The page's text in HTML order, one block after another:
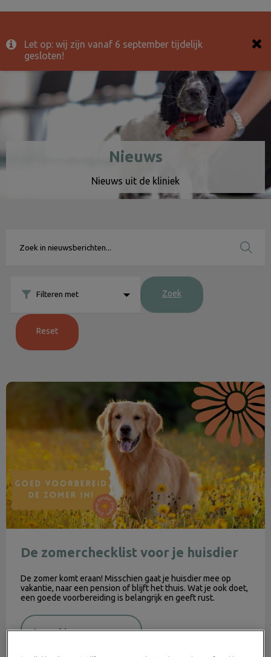
Let op: wij zijn vanaf 6 september tijdelijk
gesloten!
Nieuws
Nieuws uit de kliniek
Filteren met Zoek
Reset
De zomerchecklist voor je huisdier
De zomerchecklist voor je huisdier
De zomer komt eraan! Misschien gaat je huisdier mee op
vakantie, naar een pension of blijft het thuis. Wat je ook doet,
een goede voorbereiding is belangrijk en geeft rust.
Lees hier meer over